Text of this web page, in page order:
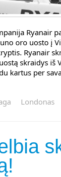
Ryanair
oro uosto į
Ryanair
skraidys iš
kartus per
Londonas